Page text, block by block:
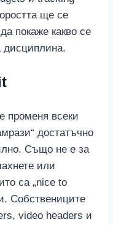
ще се
покаже какво се
дисциплина.
променя всеки
достатъчно
Също не е за
или
са „nice to
Собствениците
video headers и